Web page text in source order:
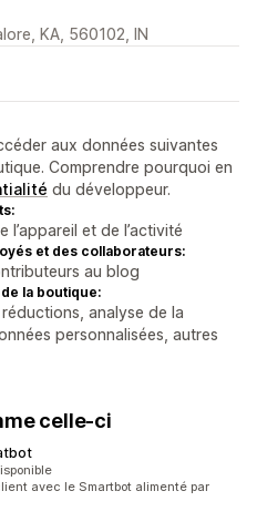
KA, 560102, IN
aux données suivantes
Comprendre pourquoi en
du développeur.
l’appareil et de l’activité
et des collaborateurs:
au blog
la boutique:
analyse de la
personnalisées, autres
celle-ci
avec le Smartbot alimenté par